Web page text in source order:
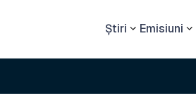
Știri Emisiuni